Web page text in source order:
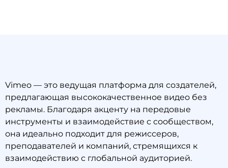
Vimeo — это ведущая платформа для создателей,
предлагающая высококачественное видео без
рекламы. Благодаря акценту на передовые
инструменты и взаимодействие с сообществом,
она идеально подходит для режиссеров,
преподавателей и компаний, стремящихся к
взаимодействию с глобальной аудиторией.